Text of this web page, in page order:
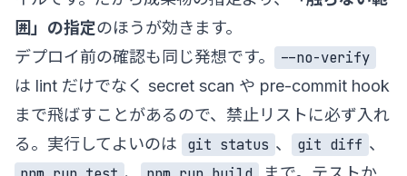
囲」の指定のほうが効きます。
デプロイ前の確認も同じ発想です。
--no-verify
は lint だけでなく secret scan や pre-commit hook
まで飛ばすことがあるので、禁止リストに必ず入れ
る。実行してよいのは
git status 、 git diff 、